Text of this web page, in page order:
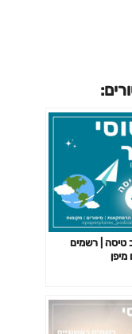
טיסה | רשמים
מיפן